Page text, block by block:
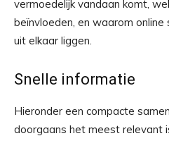
vermoedelijk vandaan komt,
beïnvloeden, en waarom
uit elkaar liggen.
Snelle informatie
Hieronder een compacte
doorgaans het meest relevant